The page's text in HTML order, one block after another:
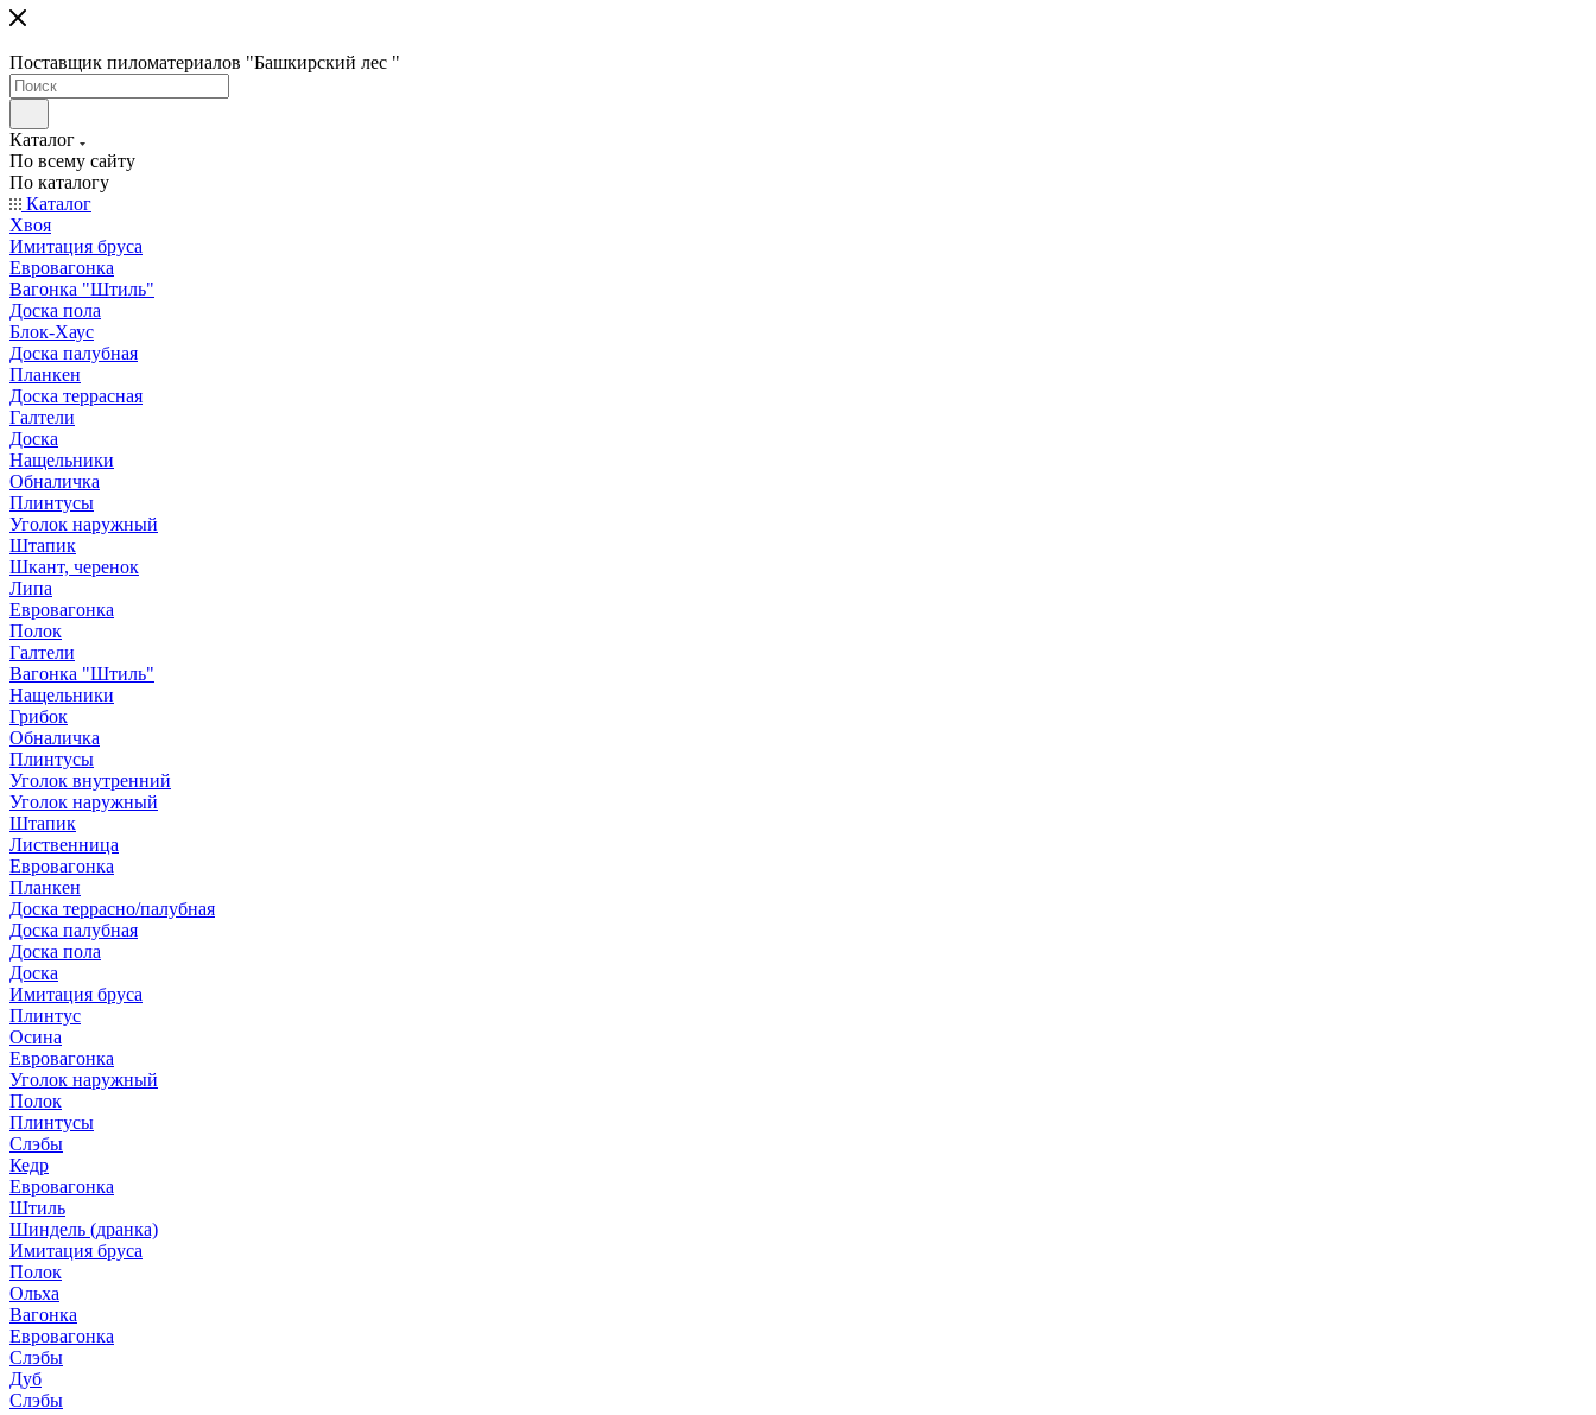
Поставщик пиломатериалов "Башкирский лес "
Каталог
По всему сайту
По каталогу
Каталог
Хвоя
Имитация бруса
Евровагонка
Вагонка "Штиль"
Доска пола
Блок-Хаус
Доска палубная
Планкен
Доска террасная
Галтели
Доска
Нащельники
Обналичка
Плинтусы
Уголок наружный
Штапик
Шкант, черенок
Липа
Евровагонка
Полок
Галтели
Вагонка "Штиль"
Нащельники
Грибок
Обналичка
Плинтусы
Уголок внутренний
Уголок наружный
Штапик
Лиственница
Евровагонка
Планкен
Доска террасно/палубная
Доска палубная
Доска пола
Доска
Имитация бруса
Плинтус
Осина
Евровагонка
Уголок наружный
Полок
Плинтусы
Слэбы
Кедр
Евровагонка
Штиль
Шиндель (дранка)
Имитация бруса
Полок
Ольха
Вагонка
Евровагонка
Слэбы
Дуб
Слэбы